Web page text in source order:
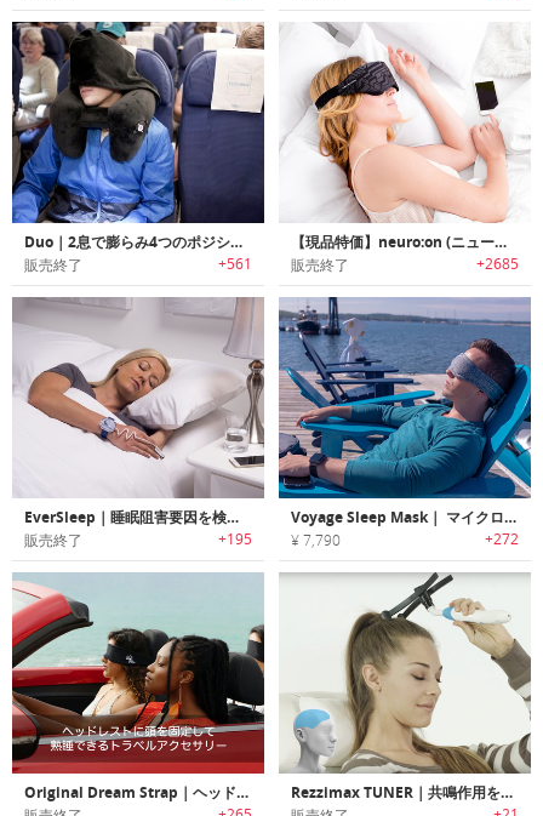
Duo｜2息で膨らみ4つのポジションを提供するトラベルピロー「デュオ」
販売終了 +561
【現品特価】neuro:on (ニューロオン)｜世界で最も先進的な睡眠時のパートナー
販売終了 +2685
EverSleep｜睡眠阻害要因を検出/トラックし睡眠改善のためのコーチングを行うスリープトラッカー「エバースリープ」
販売終了 +195
Voyage Sleep Mask｜ マイクロビーズクッションで包み込むコンパクトスリープマスク「ボヤージュスリープマスク」
¥ 7,790 +272
Original Dream Strap｜ヘッドレストに頭を固定して熟睡できるトラベルアクセサリー「ドリームストラップ」 Rezzimax TUNER｜共鳴作用を利用して体をリラックスさせるバイブレーションマッサージャー「レジマックスチューナー」